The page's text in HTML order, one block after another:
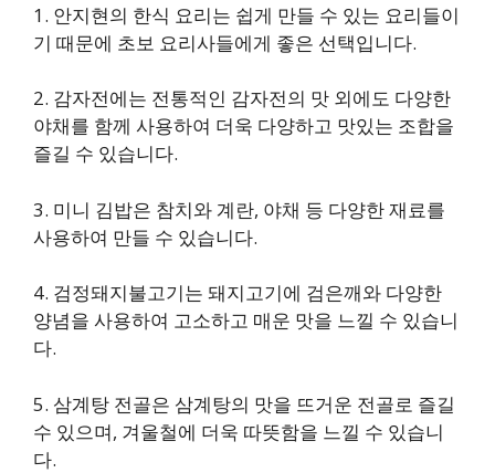
1. 안지현의 한식 요리는 쉽게 만들 수 있는 요리들이
기 때문에 초보 요리사들에게 좋은 선택입니다.
2. 감자전에는 전통적인 감자전의 맛 외에도 다양한
야채를 함께 사용하여 더욱 다양하고 맛있는 조합을
즐길 수 있습니다.
3. 미니 김밥은 참치와 계란, 야채 등 다양한 재료를
사용하여 만들 수 있습니다.
4. 검정돼지불고기는 돼지고기에 검은깨와 다양한
양념을 사용하여 고소하고 매운 맛을 느낄 수 있습니
다.
5. 삼계탕 전골은 삼계탕의 맛을 뜨거운 전골로 즐길
수 있으며, 겨울철에 더욱 따뜻함을 느낄 수 있습니
다.